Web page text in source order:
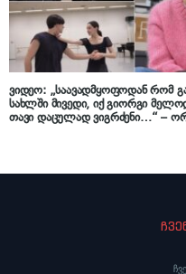
ვიდეო: „საავადმყოფოდან რომ
სახლში მივედი, იქ გიორგი
თავი დაცულად ვიგრძენი…“ –